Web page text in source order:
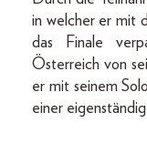
in welcher er mit
das Finale
Österreich von
er mit seinem
einer